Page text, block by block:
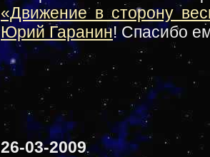
«Движение в сторону
Юрий Гаранин! Спасибо
26-03-2009